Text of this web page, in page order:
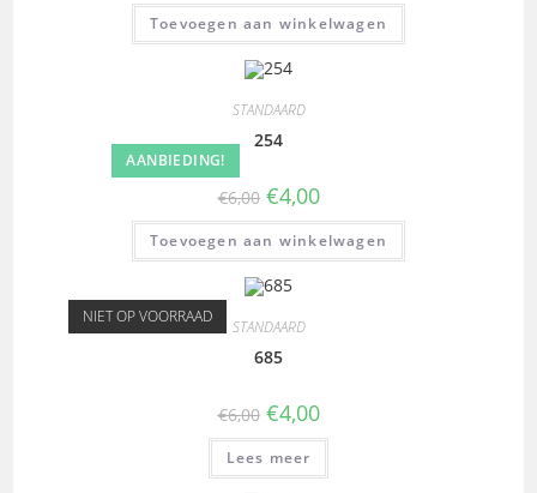
Toevoegen aan winkelwagen
AANBIEDING!
STANDAARD
254
€6,00 €4,00
Toevoegen aan winkelwagen
NIET OP VOORRAAD STANDAARD
685
€6,00 €4,00
Lees meer